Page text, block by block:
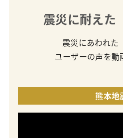
震災に耐えた
震災にあわれた
ユーザーの声を動
熊本地